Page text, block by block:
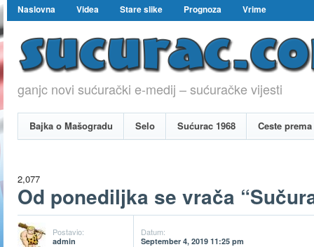
Naslovna Videa Stare slike Prognoza Vrime
ganjc novi sućurački e-medij – sućuračke vijesti
Bajka o Mašogradu Selo Sućurac 1968 Ceste
2,077
Od ponediljka se vrača
Postavio:
admin
Datum:
September 4, 2019 11:25 pm